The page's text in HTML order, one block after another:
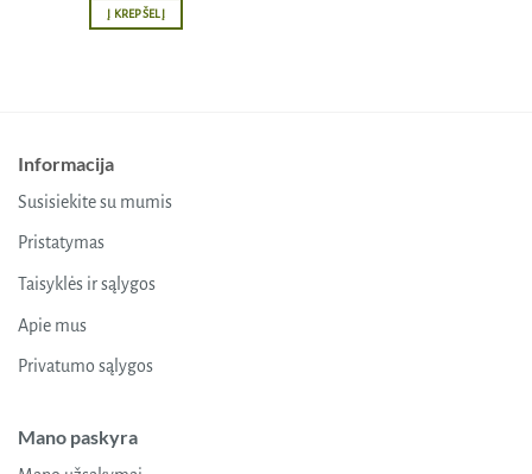
Į KREPŠELĮ
Informacija
Susisiekite su mumis
Pristatymas
Taisyklės ir sąlygos
Apie mus
Privatumo sąlygos
Mano paskyra